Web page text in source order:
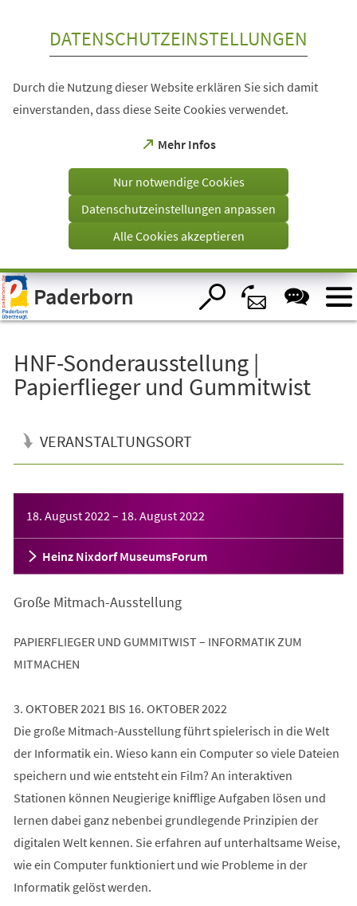
Visuelle
Assistenzsoftware
öffnen.
DATENSCHUTZEINSTELLUNGEN
Durch die Nutzung dieser Website erklären Sie sich damit
einverstanden, dass diese Seite Cookies verwendet.
Mehr Infos
(Öffnet
einem
Tab)
Nur notwendige Cookies
Datenschutzeinstellungen anpassen
Alle Cookies akzeptieren
Paderborn
HNF-Sonderausstellung |
Papierflieger und Gummitwist
VERANSTALTUNGSORT
18. August 2022 – 18. August 2022
Heinz Nixdorf MuseumsForum
Große Mitmach-Ausstellung
PAPIERFLIEGER UND GUMMITWIST – INFORMATIK ZUM
MITMACHEN
3. OKTOBER 2021 BIS 16. OKTOBER 2022
Die große Mitmach-Ausstellung führt spielerisch in die Welt
der Informatik ein. Wieso kann ein Computer so viele Dateien
speichern und wie entsteht ein Film? An interaktiven
Stationen können Neugierige knifflige Aufgaben lösen und
lernen dabei ganz nebenbei grundlegende Prinzipien der
digitalen Welt kennen. Sie erfahren auf unterhaltsame Weise,
wie ein Computer funktioniert und wie Probleme in der
Informatik gelöst werden.